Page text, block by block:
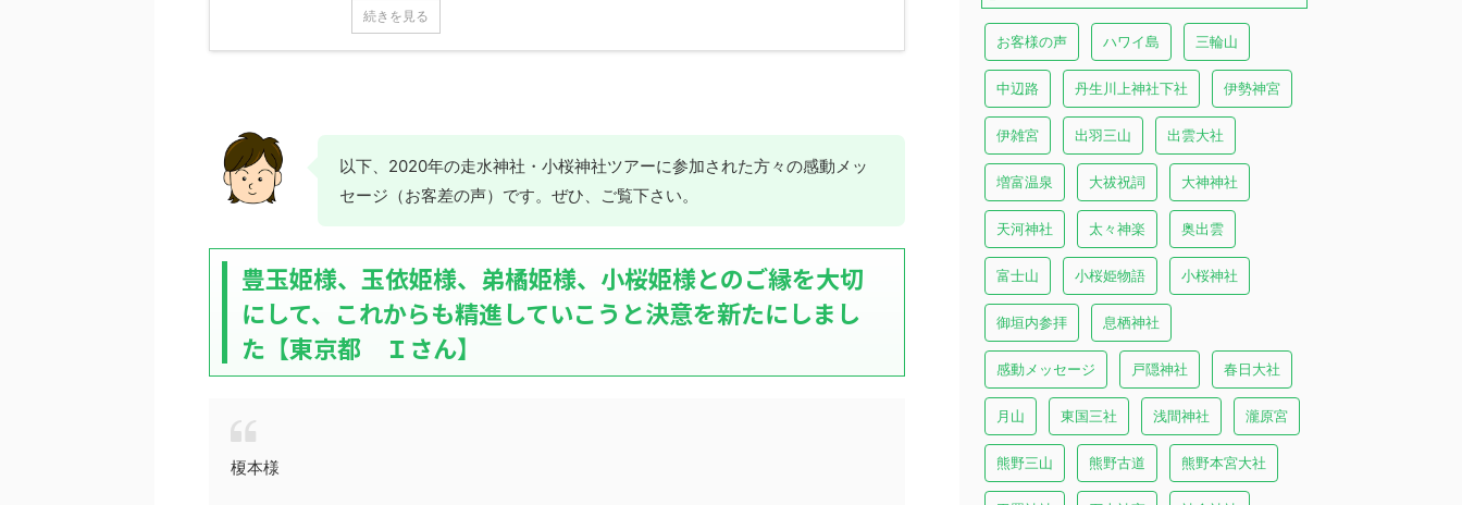
続きを見る
以下、2020年の走水神社・小桜神社ツアーに参加された方々の感動メッ
セージ（お客差の声）です。ぜひ、ご覧下さい。
豊玉姫様、玉依姫様、弟橘姫様、小桜姫様とのご縁を大切
にして、これからも精進していこうと決意を新たにしまし
た【東京都 Ｉさん】
榎本様
お客様の声 ハワイ島 三輪山
中辺路 丹生川上神社下社 伊勢神宮
伊雑宮 出羽三山 出雲大社
増富温泉 大祓祝詞 大神神社
天河神社 太々神楽 奥出雲
富士山 小桜姫物語 小桜神社
御垣内参拝 息栖神社
感動メッセージ 戸隠神社 春日大社
月山 東国三社 浅間神社 瀧原宮
熊野三山 熊野古道 熊野本宮大社